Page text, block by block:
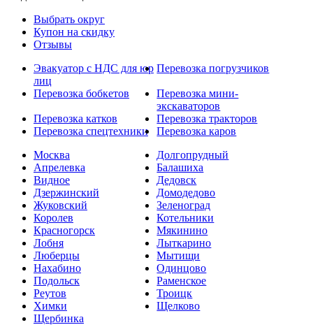
Выбрать округ
Купон на скидку
Отзывы
Эвакуатор с НДС для юр
лиц
Перевозка погрузчиков
Перевозка бобкетов
Перевозка мини-
экскаваторов
Перевозка катков
Перевозка тракторов
Перевозка спецтехники
Перевозка каров
Москва
Долгопрудный
Апрелевка
Балашиха
Видное
Дедовск
Дзержинский
Домодедово
Жуковский
Зеленоград
Королев
Котельники
Красногорск
Мякинино
Лобня
Лыткарино
Люберцы
Мытищи
Нахабино
Одинцово
Подольск
Раменское
Реутов
Троицк
Химки
Щелково
Щербинка